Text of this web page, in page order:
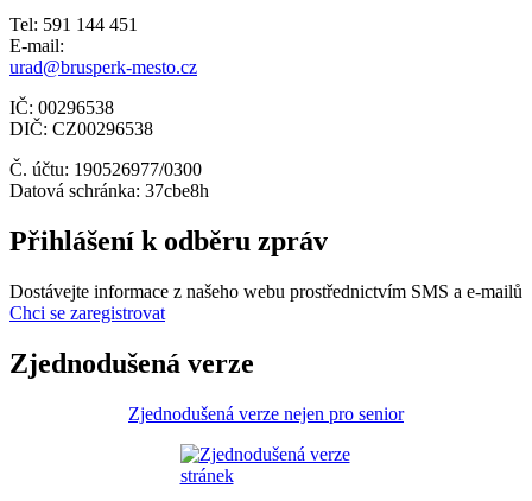
Tel: 591 144 451
E-mail:
urad@brusperk-mesto.cz
IČ: 00296538
DIČ: CZ00296538
Č. účtu: 190526977/0300
Datová schránka: 37cbe8h
Přihlášení k odběru zpráv
Dostávejte informace z našeho webu prostřednictvím SMS a e-mailů
Chci se zaregistrovat
Zjednodušená verze
Zjednodušená verze nejen pro senior